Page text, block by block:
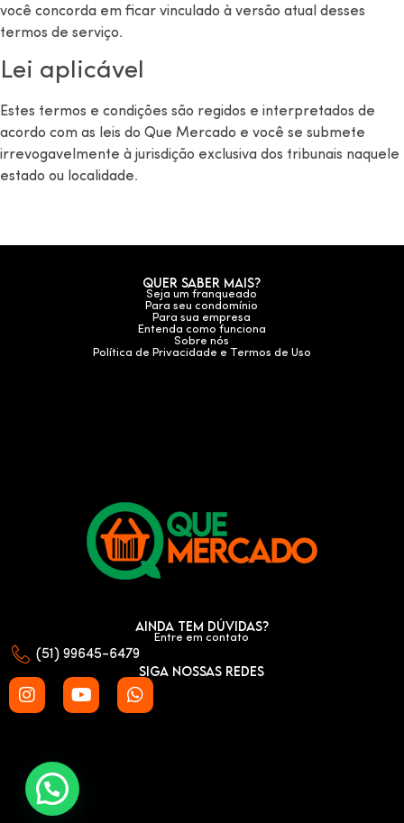
você concorda em ficar vinculado à versão atual desses
termos de serviço.
Lei aplicável
Estes termos e condições são regidos e interpretados de
acordo com as leis do Que Mercado e você se submete
irrevogavelmente à jurisdição exclusiva dos tribunais naquele
estado ou localidade.
Quer saber mais?
Seja um franqueado
Para seu condomínio
Para sua empresa
Entenda como funciona
Sobre nós
Política de Privacidade e Termos de Uso
Ainda tem dúvidas?
Entre em contato
(51) 99645-6479
Siga nossas redes